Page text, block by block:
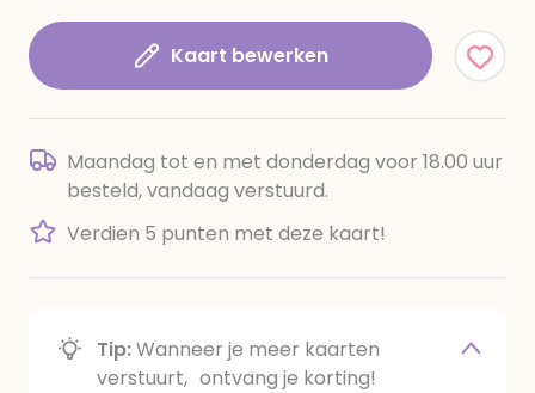
Kaart bewerken
Maandag tot en met donderdag voor 18.00 uur
besteld, vandaag verstuurd.
Verdien 5 punten met deze kaart!
Tip:Wanneer je meer kaarten
verstuurt, ontvang je korting!